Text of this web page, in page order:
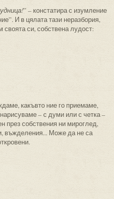
” – констатира с изумление
И в цялата тази неразбория,
си, собствена лудост:
какъвто ние го приемаме,
– с думи или с четка –
през собствения ни мироглед,
въжделения... Може да не са